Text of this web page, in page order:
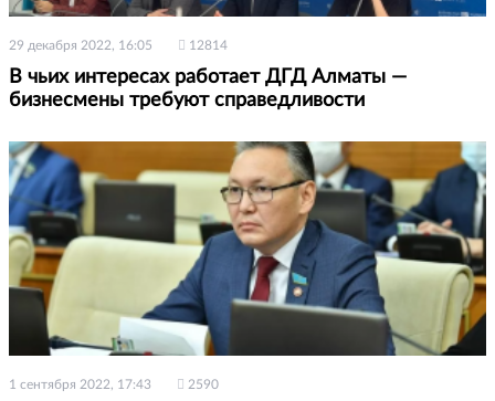
29 декабря 2022, 16:05 12814
В чьих интересах работает ДГД Алматы —
бизнесмены требуют справедливости
1 сентября 2022, 17:43 2590